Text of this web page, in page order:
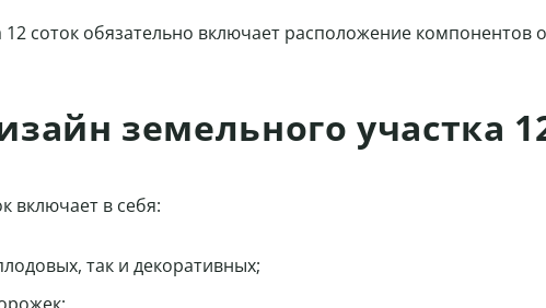
соток обязательно включает расположение
земельного участка
включает в себя:
так и декоративных;